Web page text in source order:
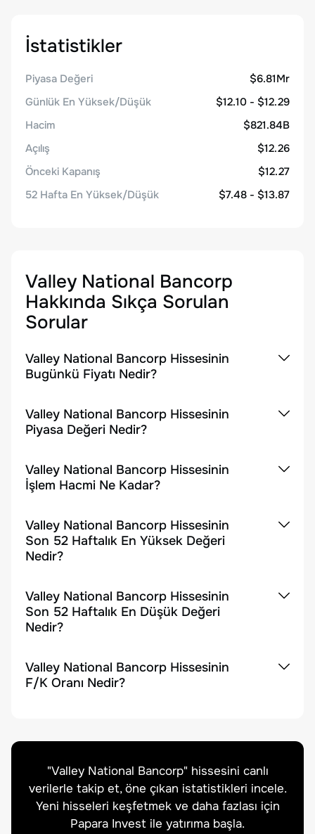
İstatistikler
Piyasa Değeri
$6.81Mr
Günlük En Yüksek/Düşük
$12.10 - $12.29
Hacim
$821.84B
Açılış
$12.26
Önceki Kapanış
$12.27
52 Hafta En Yüksek/Düşük
$7.48 - $13.87
Valley National Bancorp
Hakkında Sıkça Sorulan
Sorular
Valley National Bancorp Hissesinin
Bugünkü Fiyatı Nedir?
Valley National Bancorp Hissesinin
Piyasa Değeri Nedir?
Valley National Bancorp Hissesinin
İşlem Hacmi Ne Kadar?
Valley National Bancorp Hissesinin
Son 52 Haftalık En Yüksek Değeri
Nedir?
Valley National Bancorp Hissesinin
Son 52 Haftalık En Düşük Değeri
Nedir?
Valley National Bancorp Hissesinin
F/K Oranı Nedir?
"Valley National Bancorp" hissesini canlı
verilerle takip et, öne çıkan istatistikleri incele.
Yeni hisseleri keşfetmek ve daha fazlası için
Papara Invest ile yatırıma başla.